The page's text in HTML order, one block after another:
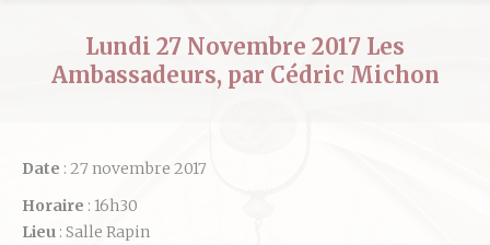
Lundi 27 Novembre 2017 Les
Ambassadeurs, par Cédric Michon
Date : 27 novembre 2017
Horaire : 16h30
Lieu : Salle Rapin